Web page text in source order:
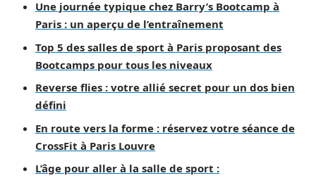
Une journée typique chez Barry’s Bootcamp à
Paris : un aperçu de l’entraînement
Top 5 des salles de sport à Paris proposant des
Bootcamps pour tous les niveaux
Reverse flies : votre allié secret pour un dos bien
défini
En route vers la forme : réservez votre séance de
CrossFit à Paris Louvre
L’âge pour aller à la salle de sport :